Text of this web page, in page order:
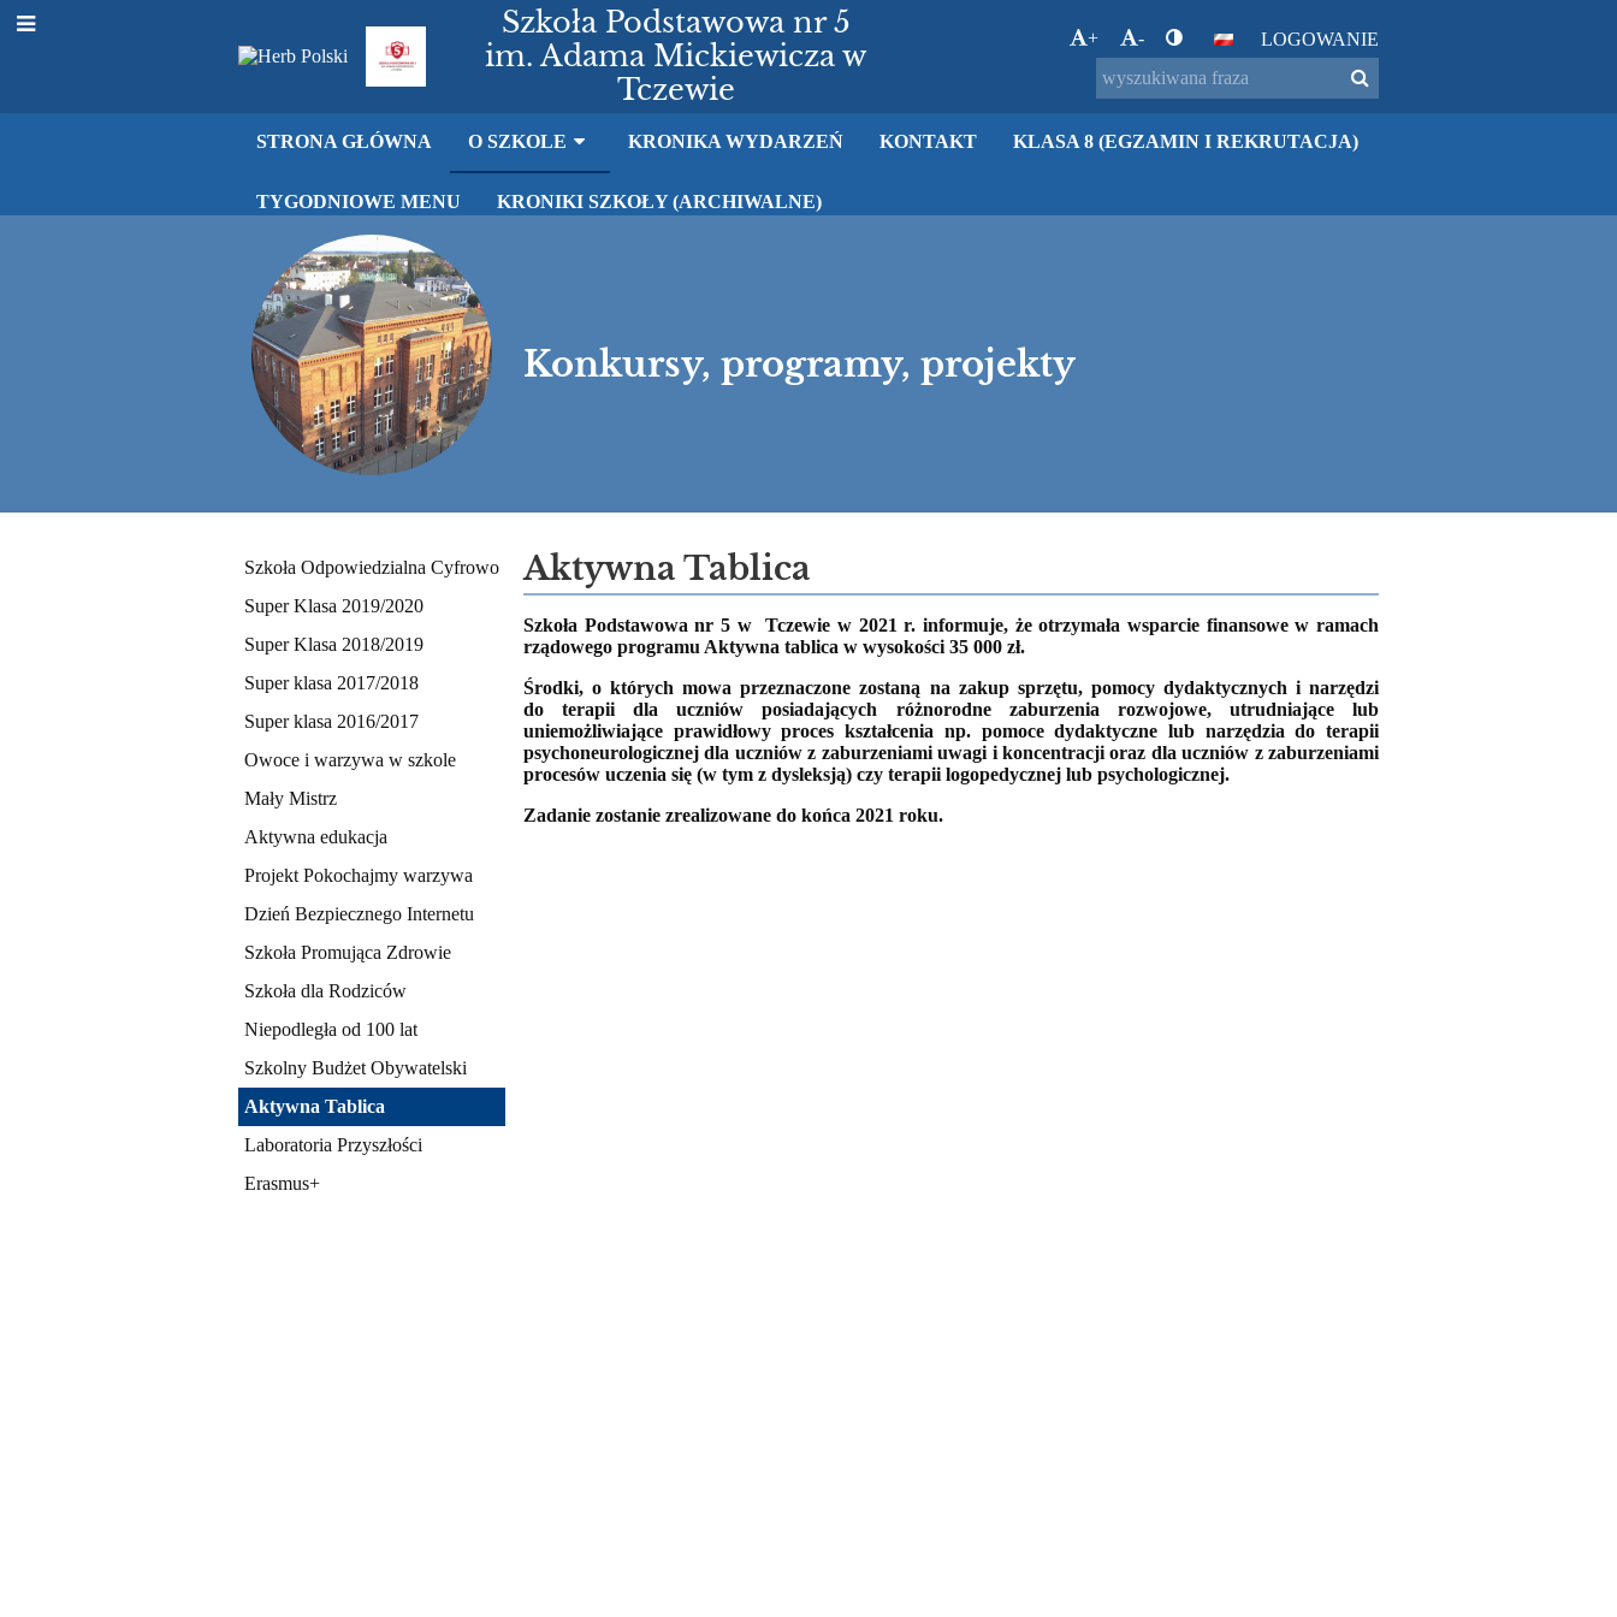
Szkoła Podstawowa nr 5
im. Adama Mickiewicza w
Tczewie
+ - LOGOWANIE
STRONA GŁÓWNA O SZKOLE KRONIKA WYDARZEŃ KONTAKT KLASA 8 (EGZAMIN I REKRUTACJA)
TYGODNIOWE MENU KRONIKI SZKOŁY (ARCHIWALNE)
Konkursy, programy, projekty
Konkursy,
programy,
projekty
Szkoła Odpowiedzialna Cyfrowo
Super Klasa 2019/2020
Super Klasa 2018/2019
Super klasa 2017/2018
Super klasa 2016/2017
Owoce i warzywa w szkole
Mały Mistrz
Aktywna edukacja
Projekt Pokochajmy warzywa
Dzień Bezpiecznego Internetu
Szkoła Promująca Zdrowie
Szkoła dla Rodziców
Niepodległa od 100 lat
Szkolny Budżet Obywatelski
Aktywna Tablica
Laboratoria Przyszłości
Erasmus+
Aktywna Tablica
Szkoła Podstawowa nr 5 w Tczewie w 2021 r. informuje, że otrzymała wsparcie finansowe w ramach
rządowego programu Aktywna tablica w wysokości 35 000 zł.
Środki, o których mowa przeznaczone zostaną na zakup sprzętu, pomocy dydaktycznych i narzędzi
do terapii dla uczniów posiadających różnorodne zaburzenia rozwojowe, utrudniające lub
uniemożliwiające prawidłowy proces kształcenia np. pomoce dydaktyczne lub narzędzia do terapii
psychoneurologicznej dla uczniów z zaburzeniami uwagi i koncentracji oraz dla uczniów z zaburzeniami
procesów uczenia się (w tym z dysleksją) czy terapii logopedycznej lub psychologicznej.
Zadanie zostanie zrealizowane do końca 2021 roku.